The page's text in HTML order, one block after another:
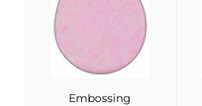
Embossing